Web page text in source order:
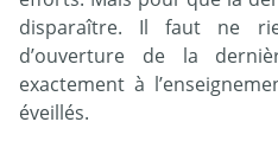
disparaître. Il faut ne
d’ouverture de la
exactement à
éveillés.